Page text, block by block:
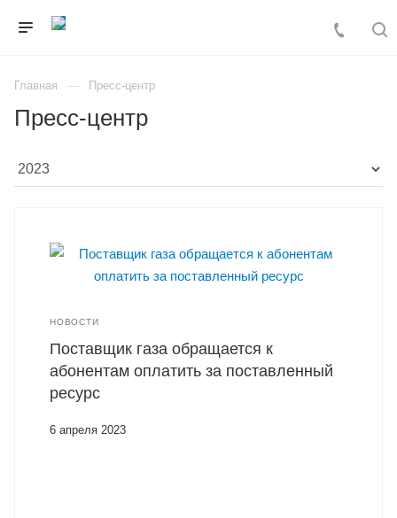
Главная Пресс-центр
Пресс-центр
НОВОСТИ
Поставщик газа обращается к
абонентам оплатить за поставленный
ресурс
6 апреля 2023